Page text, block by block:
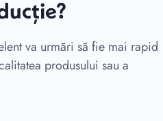
va urmări să fie mai rapid
produsului sau a